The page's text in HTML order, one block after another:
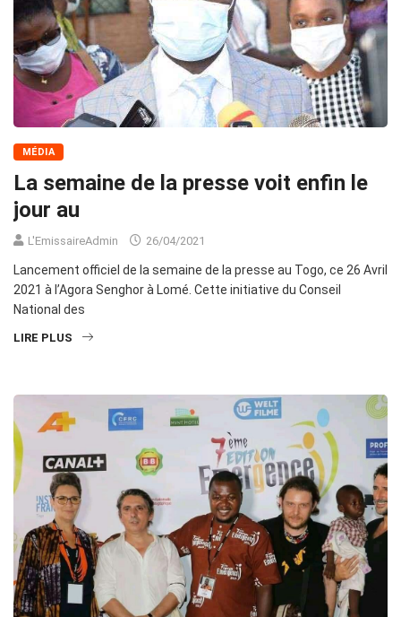
MÉDIA
La semaine de la presse voit enfin le
jour au
L'EmissaireAdmin 26/04/2021
Lancement officiel de la semaine de la presse au Togo, ce 26 Avril
2021 à l’Agora Senghor à Lomé. Cette initiative du Conseil
National des
LIRE PLUS